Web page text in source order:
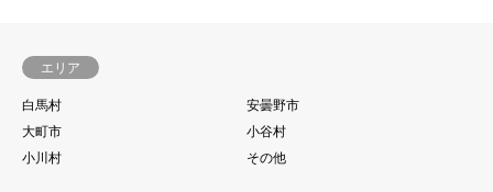
エリア
白馬村
安曇野市
大町市
小谷村
小川村
その他